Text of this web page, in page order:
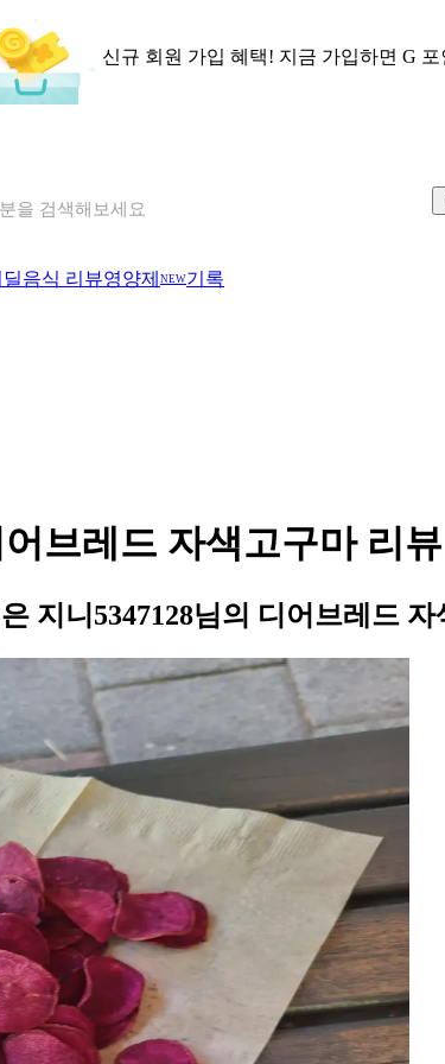
신규 회원 가입 혜택! 지금 가입하면 G 포
식 검색해보세요
음식 리뷰영양제 NEW기록
브레드 자색고구마 리뷰
지니5347128님의 디어브레드